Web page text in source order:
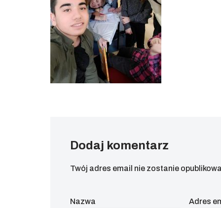
Dodaj komentarz
Twój adres email nie zostanie
Nazwa Adres